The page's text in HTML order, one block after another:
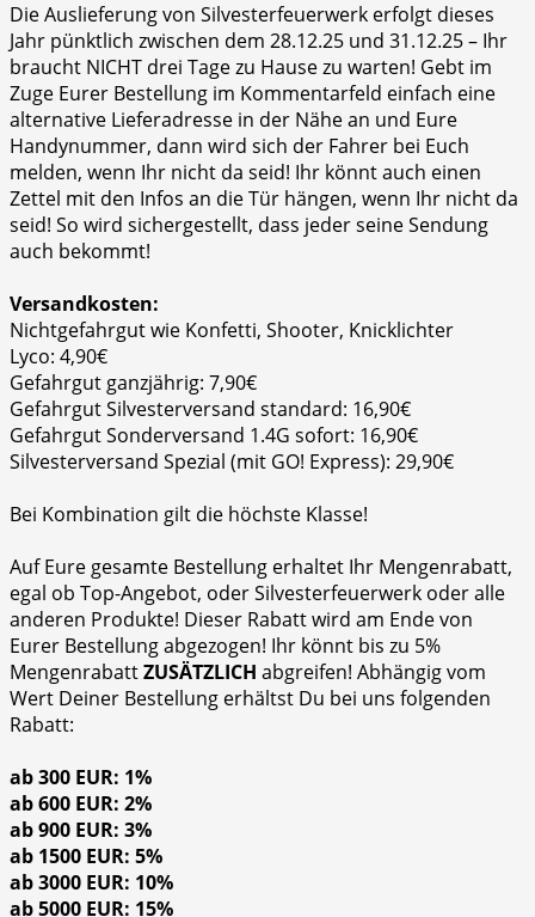
Die Auslieferung von Silvesterfeuerwerk erfolgt dieses
Jahr pünktlich zwischen dem 28.12.25 und 31.12.25 – Ihr
braucht NICHT drei Tage zu Hause zu warten! Gebt im
Zuge Eurer Bestellung im Kommentarfeld einfach eine
alternative Lieferadresse in der Nähe an und Eure
Handynummer, dann wird sich der Fahrer bei Euch
melden, wenn Ihr nicht da seid! Ihr könnt auch einen
Zettel mit den Infos an die Tür hängen, wenn Ihr nicht da
seid! So wird sichergestellt, dass jeder seine Sendung
auch bekommt!
Versandkosten:
Nichtgefahrgut wie Konfetti, Shooter, Knicklichter
Lyco: 4,90€
Gefahrgut ganzjährig: 7,90€
Gefahrgut Silvesterversand standard: 16,90€
Gefahrgut Sonderversand 1.4G sofort: 16,90€
Silvesterversand Spezial (mit GO! Express): 29,90€
Bei Kombination gilt die höchste Klasse!
Auf Eure gesamte Bestellung erhaltet Ihr Mengenrabatt,
egal ob Top-Angebot, oder Silvesterfeuerwerk oder alle
anderen Produkte! Dieser Rabatt wird am Ende von
Eurer Bestellung abgezogen! Ihr könnt bis zu 5%
MengenrabattZUSÄTZLICH abgreifen! Abhängig vom
Wert Deiner Bestellung erhältst Du bei uns folgenden
Rabatt:
ab 300 EUR: 1%
ab 600 EUR: 2%
ab 900 EUR: 3%
ab 1500 EUR: 5%
ab 3000 EUR: 10%
ab 5000 EUR: 15%